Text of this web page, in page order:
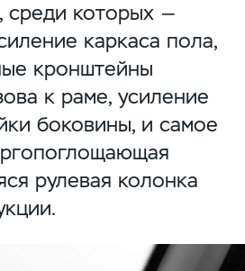
среди которых —
каркаса пола,
кронштейны
к раме, усиление
боковины, и самое
рулевая колонка